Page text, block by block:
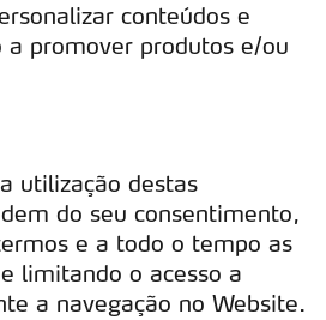
conteúdos e
a promover produtos e/ou
utilização destas
do seu consentimento,
e a todo o tempo as
limitando o acesso a
a navegação no Website.